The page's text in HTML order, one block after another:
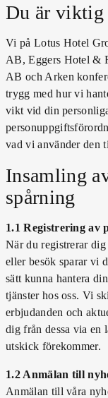
Du är viktig
Vi på Lotus Hotel
AB, Eggers Hotel &
AB och Arken
trygg med hur vi
vikt vid din
vad vi använder den
Insamling
spårning
1.1 Registrering av
När du registrerar
eller besök sparar vi
sätt kunna hantera
tjänster hos oss. Vi
erbjudanden och
dig från dessa via en
utskick förekommer.
1.2 Anmälan till
Anmälan till våra